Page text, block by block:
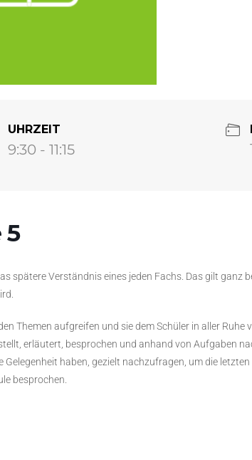
UHRZEIT
9:30 - 11:15
5
spätere Verständnis eines jeden Fachs. Das gilt ganz
Themen aufgreifen und sie dem Schüler in aller Ruhe
erläutert, besprochen und anhand von Aufgaben
haben, gezielt nachzufragen, um die
besprochen.